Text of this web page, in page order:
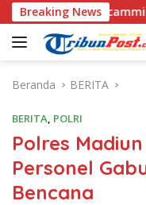
Langsung
ke
konten
Breaking News
Scamming yang Kian
Beranda BERITA
BERITA, POLRI
Polres
Personel
Bencana